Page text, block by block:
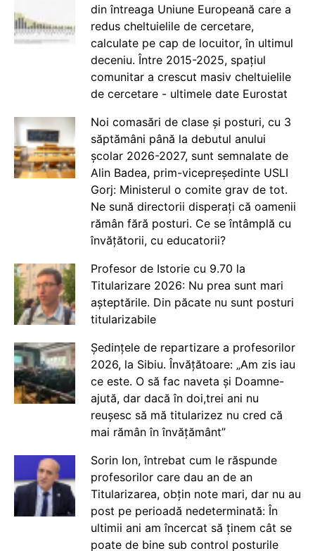
din întreaga Uniune Europeană care a
redus cheltuielile de cercetare,
calculate pe cap de locuitor, în ultimul
deceniu. Între 2015-2025, spațiul
comunitar a crescut masiv cheltuielile
de cercetare - ultimele date Eurostat
Noi comasări de clase și posturi, cu 3
săptămâni până la debutul anului
școlar 2026-2027, sunt semnalate de
Alin Badea, prim-vicepreședinte USLI
Gorj: Ministerul o comite grav de tot.
Ne sună directorii disperați că oamenii
rămân fără posturi. Ce se întâmplă cu
învățătorii, cu educatorii?
Profesor de Istorie cu 9.70 la
Titularizare 2026: Nu prea sunt mari
așteptările. Din păcate nu sunt posturi
titularizabile
Ședințele de repartizare a profesorilor
2026, la Sibiu. Învățătoare: „Am zis iau
ce este. O să fac naveta și Doamne-
ajută, dar dacă în doi,trei ani nu
reușesc să mă titularizez nu cred că
mai rămân în învățământ”
Sorin Ion, întrebat cum le răspunde
profesorilor care dau an de an
Titularizarea, obțin note mari, dar nu au
post pe perioadă nedeterminată: În
ultimii ani am încercat să ținem cât se
poate de bine sub control posturile